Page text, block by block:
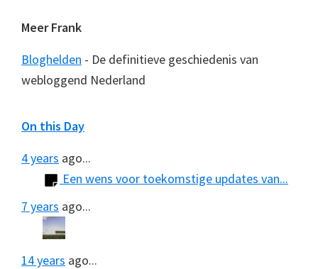
Meer Frank
Bloghelden - De definitieve geschiedenis van
webloggend Nederland
On this Day
4 years ago...
Een wens voor toekomstige updates van...
7 years ago...
14 years ago...